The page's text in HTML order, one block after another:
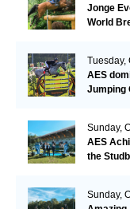
Jonge
World
Tuesday,
AES
Jumping
Sunday,
AES
the
Sunday,